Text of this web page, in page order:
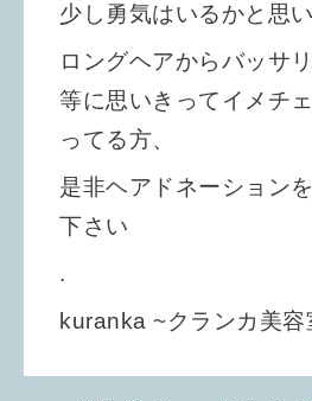
少し勇気はいるかと思い
ロングヘアからバッサ
等に思いきってイメチ
ってる方、
是非ヘアドネーション
下さい
.
kuranka ~クランカ美容